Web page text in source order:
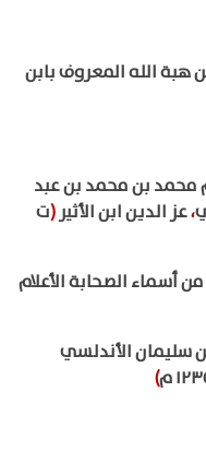
الله المعروف بابن
محمد بن محمد بن عبد
،عز الدين ابن الأثير(ت
أسماء الصحابة الأعلام
سليمان الأندلسي
)